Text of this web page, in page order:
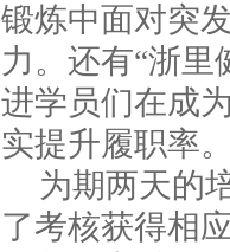
锻炼中面对突
力。还有“浙里
进学员们在成
实提升履职率
为期两天的
了考核获得相